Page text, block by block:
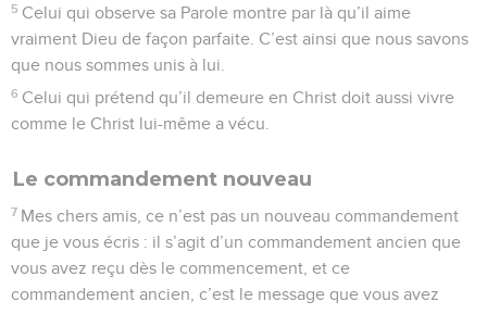
5 Celui qui observe sa Parole montre par là qu’il aime
vraiment Dieu de façon parfaite. C’est ainsi que nous savons
que nous sommes unis à lui.
6 Celui qui prétend qu’il demeure en Christ doit aussi vivre
comme le Christ lui-même a vécu.
Le commandement nouveau
7 Mes chers amis, ce n’est pas un nouveau commandement
que je vous écris : il s’agit d’un commandement ancien que
vous avez reçu dès le commencement, et ce
commandement ancien, c’est le message que vous avez